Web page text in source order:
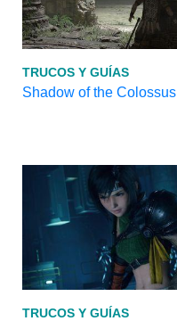
TRUCOS Y GUÍAS
Shadow of the
TRUCOS Y GUÍAS